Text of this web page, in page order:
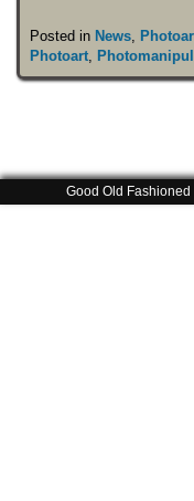
Posted in News,
Photoart,
Good Old